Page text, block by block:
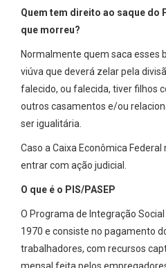
Quem tem direito ao saque do
que morreu?
Normalmente quem saca esses
viúva que deverá zelar pela
falecido, ou falecida, tiver filhos
outros casamentos e/ou
ser igualitária.
Caso a Caixa Econômica
entrar com ação judicial.
O que é o PIS/PASEP
O Programa de Integração
1970 e consiste no pagamento
trabalhadores, com recursos